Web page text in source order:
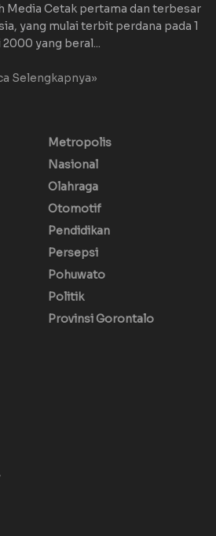
Media Cetak pertama dan terbesar
yang mulai terbit perdana pada 1
2000 yang beral...
Selengkapnya»
Metropolis
Nasional
Olahraga
Otomotif
Pendidikan
Persepsi
Pohuwato
Politik
Provinsi Gorontalo